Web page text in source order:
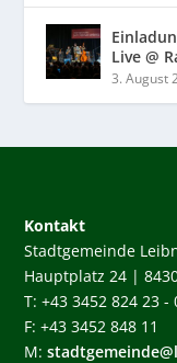
Live @
3. August
Kontakt
Stadtgemeinde
Hauptplatz 24 |
T: +43 3452 824 23 -
F: +43 3452 848 11
M: